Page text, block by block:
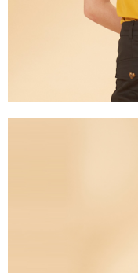
１．透過由恩沛科技股份有
易，需依本服務之必要範圍
權轉讓予恩沛科技股份有限
２．關於個人資料處理事宜
https://aftee.tw/terms/#terms3
３．未成年的使用者請事先
４．使用「AFTEE先享後
時審查核予不同之上限額度
５．嚴禁一人註冊多個帳號
恩沛科技股份有限公司將有